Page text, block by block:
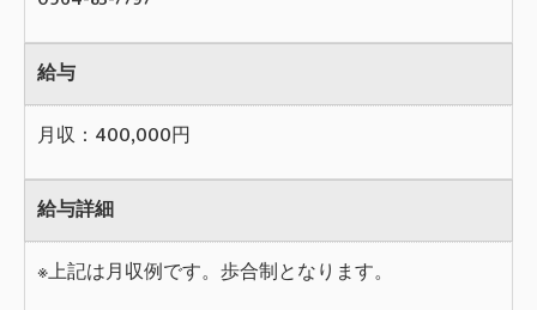
給与
月収：400,000円
給与詳細
※上記は月収例です。歩合制となります。